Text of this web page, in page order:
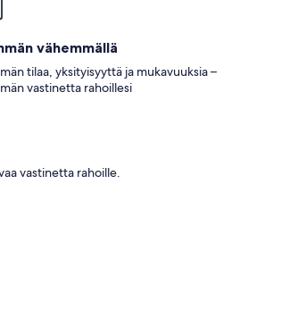
vähemmällä
tilaa, yksityisyyttä ja mukavuuksia –
vastinetta rahoillesi
vastinetta rahoille.